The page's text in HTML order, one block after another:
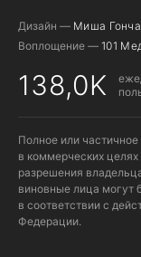
Дизайн — Миша
Воплощение — 101
138,0K
Полное или
в коммерческих
разрешения
виновные лица могут
в соответствии с
Федерации.